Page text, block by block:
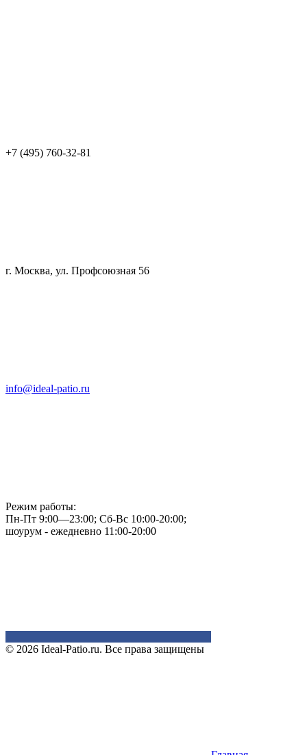
+7 (495) 760-32-81
г. Москва, ул. Профсоюзная 56
info@ideal-patio.ru
Режим работы:
Пн-Пт 9:00—23:00; Сб-Вс 10:00-20:00;
шоурум - ежедневно 11:00-20:00
© 2026 Ideal-Patio.ru. Все права защищены